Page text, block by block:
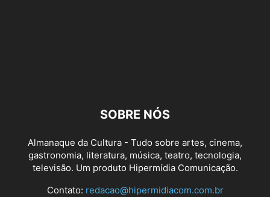
SOBRE NÓS
Almanaque da Cultura - Tudo sobre artes, cinema,
gastronomia, literatura, música, teatro, tecnologia,
televisão. Um produto Hipermídia Comunicação.
Contato: redacao@hipermidiacom.com.br